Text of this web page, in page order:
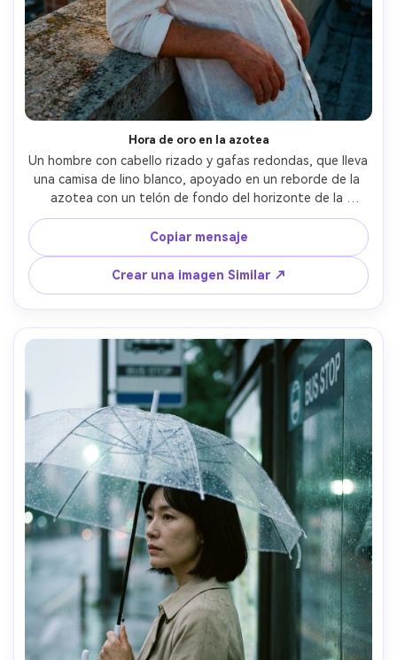
Hora de oro en la azotea
Un hombre con cabello rizado y gafas redondas, que lleva
una camisa de lino blanco, apoyado en un reborde de la
azotea con un telón de fondo del horizonte de la
azotea, vibración de retratos de la hora dorada con
retroiluminación, aspecto de escaneo Kodak Portra 800
35mm, grano visible y tonos de piel cálidos, aspecto Sony
A7IV +85mm f/1.8, enmarcado medio cuerpo, estado de
ánimo relajado y contemplativo, textura de piel realista y
sombras naturales, alta resolución-AR 4:5
Copiar mensaje
Crear una imagen Similar ↗